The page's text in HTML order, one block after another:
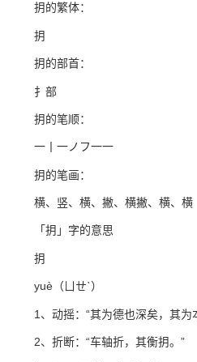
抈的繁体：
抈
抈的部首：
扌部
抈的笔顺：
一丨一ノフ一一
抈的笔画：
横、竖、横、撇、横撇、横、横
「抈」字的意思
抈
yuè（ㄩㄝˋ）
1、动摇：“其为德也深矣，其为
2、折断：“车轴折，其衡抈。”